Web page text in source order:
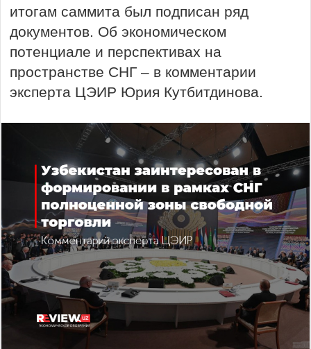
итогам саммита был подписан ряд
документов. Об экономическом
потенциале и перспективах на
пространстве СНГ – в комментарии
эксперта ЦЭИР Юрия Кутбитдинова.